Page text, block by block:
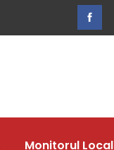
Monitorul Local